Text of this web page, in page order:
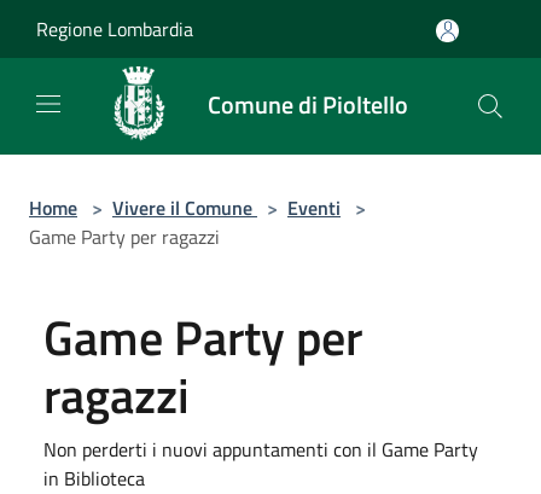
Regione Lombardia
Comune di Pioltello
Home > Vivere il Comune > Eventi >
Game Party per ragazzi
Game Party per
ragazzi
Non perderti i nuovi appuntamenti con il Game Party
in Biblioteca